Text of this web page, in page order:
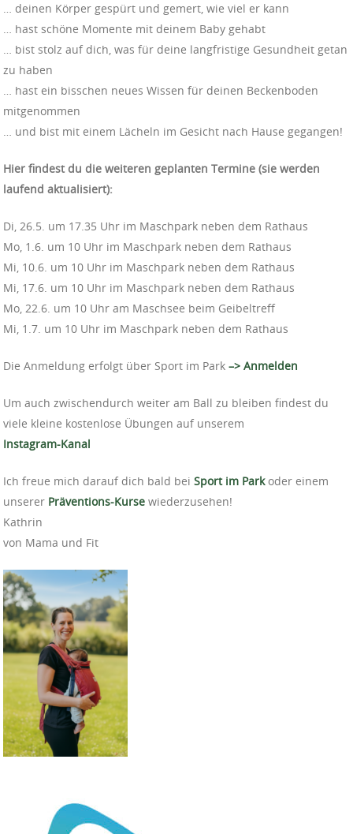
… deinen Körper gespürt und gemert, wie viel er kann
… hast schöne Momente mit deinem Baby gehabt
… bist stolz auf dich, was für deine langfristige Gesundheit getan
zu haben
… hast ein bisschen neues Wissen für deinen Beckenboden
mitgenommen
… und bist mit einem Lächeln im Gesicht nach Hause gegangen!
Hier findest du die weiteren geplanten Termine (sie werden
laufend aktualisiert):
Di, 26.5. um 17.35 Uhr im Maschpark neben dem Rathaus
Mo, 1.6. um 10 Uhr im Maschpark neben dem Rathaus
Mi, 10.6. um 10 Uhr im Maschpark neben dem Rathaus
Mi, 17.6. um 10 Uhr im Maschpark neben dem Rathaus
Mo, 22.6. um 10 Uhr am Maschsee beim Geibeltreff
Mi, 1.7. um 10 Uhr im Maschpark neben dem Rathaus
Die Anmeldung erfolgt über Sport im Park –> Anmelden
Um auch zwischendurch weiter am Ball zu bleiben findest du
viele kleine kostenlose Übungen auf unserem
Instagram-Kanal
Ich freue mich darauf dich bald bei Sport im Park oder einem
unserer Präventions-Kurse wiederzusehen!
Kathrin
von Mama und Fit